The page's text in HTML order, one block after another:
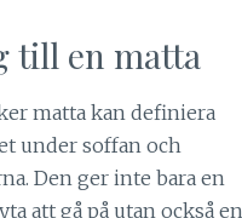
till en matta
matta kan definiera
under soffan och
Den ger inte bara en
att gå på utan också en